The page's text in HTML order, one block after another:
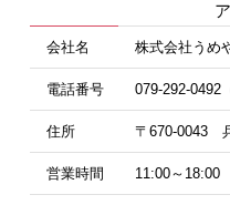
会社名 株式会社うめ
電話番号 079-292-0492
住所 〒670-0043
営業時間 11:00～18:00